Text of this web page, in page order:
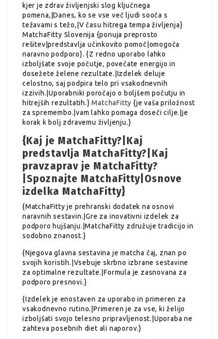
kjer je zdrav življenjski slog ključnega
pomena,|Danes, ko se vse več ljudi sooča s
težavami s težo,|V času hitrega tempa življenja}
MatchaFitty Slovenija {ponuja preprosto
rešitev|predstavlja učinkovito pomoč|omogoča
naravno podporo}. {Z redno uporabo lahko
izboljšate svoje počutje, povečate energijo in
dosežete želene rezultate.|Izdelek deluje
celostno, saj podpira telo pri vsakodnevnih
izzivih.|Uporabniki poročajo o boljšem počutju in
hitrejših rezultatih.}MatchaFitty {je vaša priložnost
za spremembo.|vam lahko pomaga doseči cilje.|je
korak k bolj zdravemu življenju.}
{Kaj je MatchaFitty?|Kaj
predstavlja MatchaFitty?|Kaj
pravzaprav je MatchaFitty?
|Spoznajte MatchaFitty|Osnove
izdelka MatchaFitty}
{MatchaFitty je prehranski dodatek na osnovi
naravnih sestavin.|Gre za inovativni izdelek za
podporo hujšanju.|MatchaFitty združuje tradicijo in
sodobno znanost.}
{Njegova glavna sestavina je matcha čaj, znan po
svojih koristih.|Vsebuje skrbno izbrane sestavine
za optimalne rezultate.|Formula je zasnovana za
podporo presnovi.}
{Izdelek je enostaven za uporabo in primeren za
vsakodnevno rutino.|Primeren je za vse, ki želijo
izboljšati svojo telesno pripravljenost.|Uporaba ne
zahteva posebnih diet ali naporov.}